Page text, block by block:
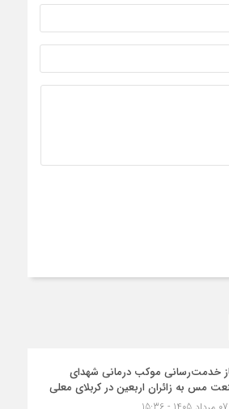
خدمت‌رسانی موکب درمانی شهدای
مس به زائران اربعین در کربلای معلی